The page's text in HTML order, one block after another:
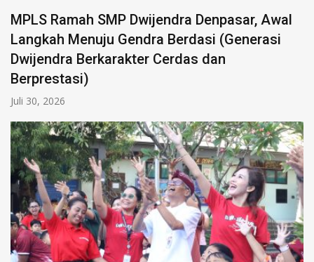
MPLS Ramah SMP Dwijendra Denpasar, Awal
Langkah Menuju Gendra Berdasi (Generasi
Dwijendra Berkarakter Cerdas dan
Berprestasi)
Juli 30, 2026